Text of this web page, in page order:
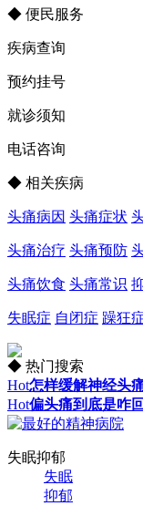
◆ 便民服务
疾病查询
预约挂号
就诊须知
电话咨询
◆ 相关疾病
头痛病因 头痛症状
头痛治疗 头痛预防
头痛饮食 头痛常识
失眠症 自闭症 躁狂
◆ 热门搜索
Hot怎样缓解神经头
Hot偏头痛到底是咋
失眠抑郁
失眠
抑郁